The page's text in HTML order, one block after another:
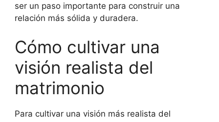
ser un paso importante para construir una
relación más sólida y duradera.
Cómo cultivar una
visión realista del
matrimonio
Para cultivar una visión más realista del